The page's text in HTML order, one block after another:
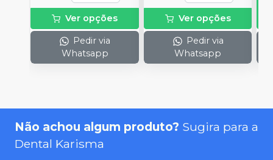
Ver opções
Pedir via
Whatsapp
Ver opções
Pedir via
Whatsapp
Não achou algum produto? Sugira para a
Dental Karisma